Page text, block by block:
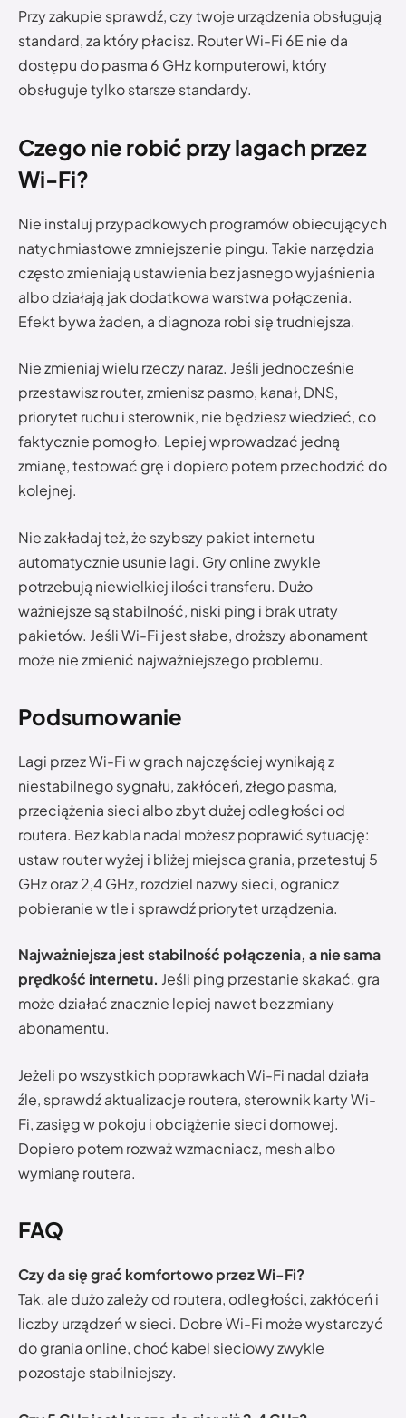
Przy zakupie sprawdź, czy twoje urządzenia obsługują
standard, za który płacisz. Router Wi-Fi 6E nie da
dostępu do pasma 6 GHz komputerowi, który
obsługuje tylko starsze standardy.
Czego nie robić przy lagach przez
Wi-Fi?
Nie instaluj przypadkowych programów obiecujących
natychmiastowe zmniejszenie pingu. Takie narzędzia
często zmieniają ustawienia bez jasnego wyjaśnienia
albo działają jak dodatkowa warstwa połączenia.
Efekt bywa żaden, a diagnoza robi się trudniejsza.
Nie zmieniaj wielu rzeczy naraz. Jeśli jednocześnie
przestawisz router, zmienisz pasmo, kanał, DNS,
priorytet ruchu i sterownik, nie będziesz wiedzieć, co
faktycznie pomogło. Lepiej wprowadzać jedną
zmianę, testować grę i dopiero potem przechodzić do
kolejnej.
Nie zakładaj też, że szybszy pakiet internetu
automatycznie usunie lagi. Gry online zwykle
potrzebują niewielkiej ilości transferu. Dużo
ważniejsze są stabilność, niski ping i brak utraty
pakietów. Jeśli Wi-Fi jest słabe, droższy abonament
może nie zmienić najważniejszego problemu.
Podsumowanie
Lagi przez Wi-Fi w grach najczęściej wynikają z
niestabilnego sygnału, zakłóceń, złego pasma,
przeciążenia sieci albo zbyt dużej odległości od
routera. Bez kabla nadal możesz poprawić sytuację:
ustaw router wyżej i bliżej miejsca grania, przetestuj 5
GHz oraz 2,4 GHz, rozdziel nazwy sieci, ogranicz
pobieranie w tle i sprawdź priorytet urządzenia.
Najważniejsza jest stabilność połączenia, a nie sama
prędkość internetu. Jeśli ping przestanie skakać, gra
może działać znacznie lepiej nawet bez zmiany
abonamentu.
Jeżeli po wszystkich poprawkach Wi-Fi nadal działa
źle, sprawdź aktualizacje routera, sterownik karty Wi-
Fi, zasięg w pokoju i obciążenie sieci domowej.
Dopiero potem rozważ wzmacniacz, mesh albo
wymianę routera.
FAQ
Czy da się grać komfortowo przez Wi-Fi?
Tak, ale dużo zależy od routera, odległości, zakłóceń i
liczby urządzeń w sieci. Dobre Wi-Fi może wystarczyć
do grania online, choć kabel sieciowy zwykle
pozostaje stabilniejszy.